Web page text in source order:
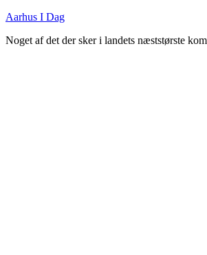
Fortsæt
indhold
Aarhus I Dag
Noget af det der sker i landets næststørste